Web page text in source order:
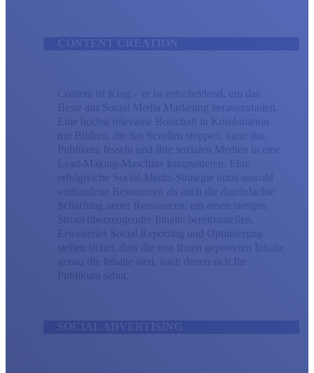
Content ist King – er ist entscheidend, um das
Beste aus Social Media Marketing herauszuholen.
Eine höchst relevante Botschaft in Kombination
mit Bildern, die das Scrollen stoppen, kann das
Publikum fesseln und Ihre sozialen Medien in eine
Lead-Making-Maschine katapultieren. Eine
erfolgreiche Social-Media-Strategie nutzt sowohl
vorhandene Ressourcen als auch die durchdachte
Schaffung neuer Ressourcen, um einen stetigen
Strom überzeugender Inhalte bereitzustellen.
Erweitertes Social Reporting und Optimierung
stellen sicher, dass die von Ihnen geposteten Inhalte
genau die Inhalte sind, nach denen sich Ihr
Publikum sehnt.